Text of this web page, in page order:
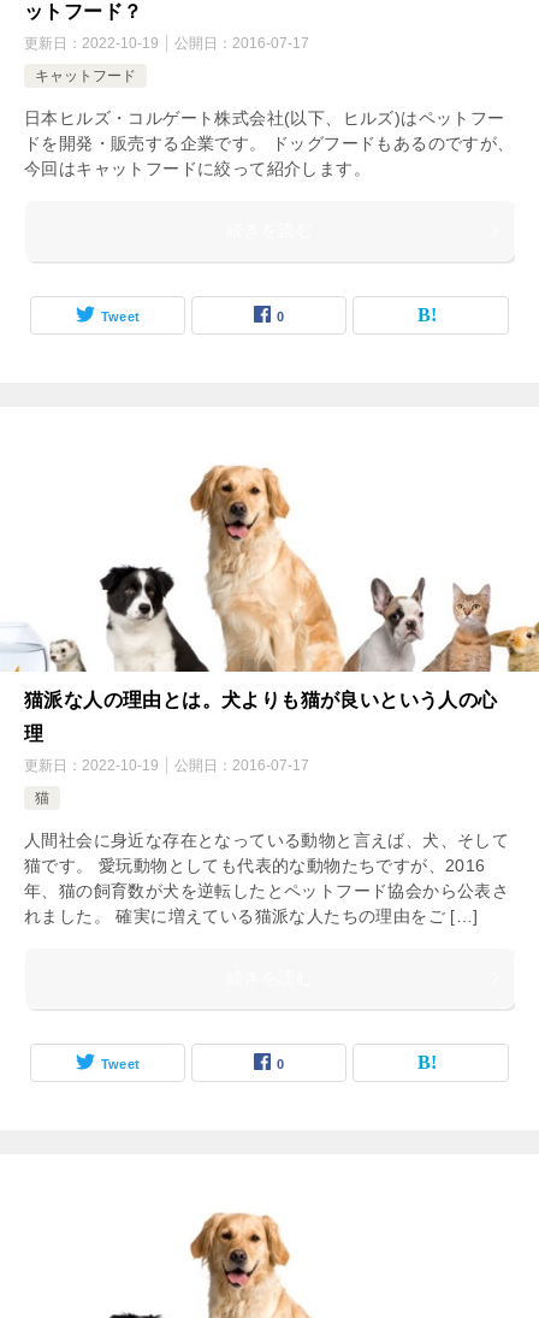
ットフード？
更新日： 2022-10-19 公開日： 2016-07-17
キャットフード
日本ヒルズ・コルゲート株式会社(以下、ヒルズ)はペットフー
ドを開発・販売する企業です。 ドッグフードもあるのですが、
今回はキャットフードに絞って紹介します。
Tweet 0
猫派な人の理由とは。犬よりも猫が良いという人の心
理
更新日： 2022-10-19 公開日： 2016-07-17
猫
人間社会に身近な存在となっている動物と言えば、犬、そして
猫です。 愛玩動物としても代表的な動物たちですが、2016
年、猫の飼育数が犬を逆転したとペットフード協会から公表さ
れました。 確実に増えている猫派な人たちの理由をご […]
Tweet 0